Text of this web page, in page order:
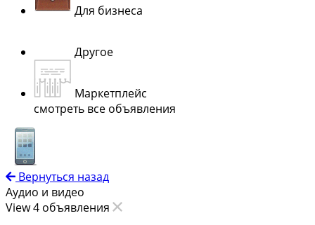
Для бизнеса
Другое
Маркетплейс
смотреть все объявления
Вернуться назад
Аудио и видео
View 4 объявления